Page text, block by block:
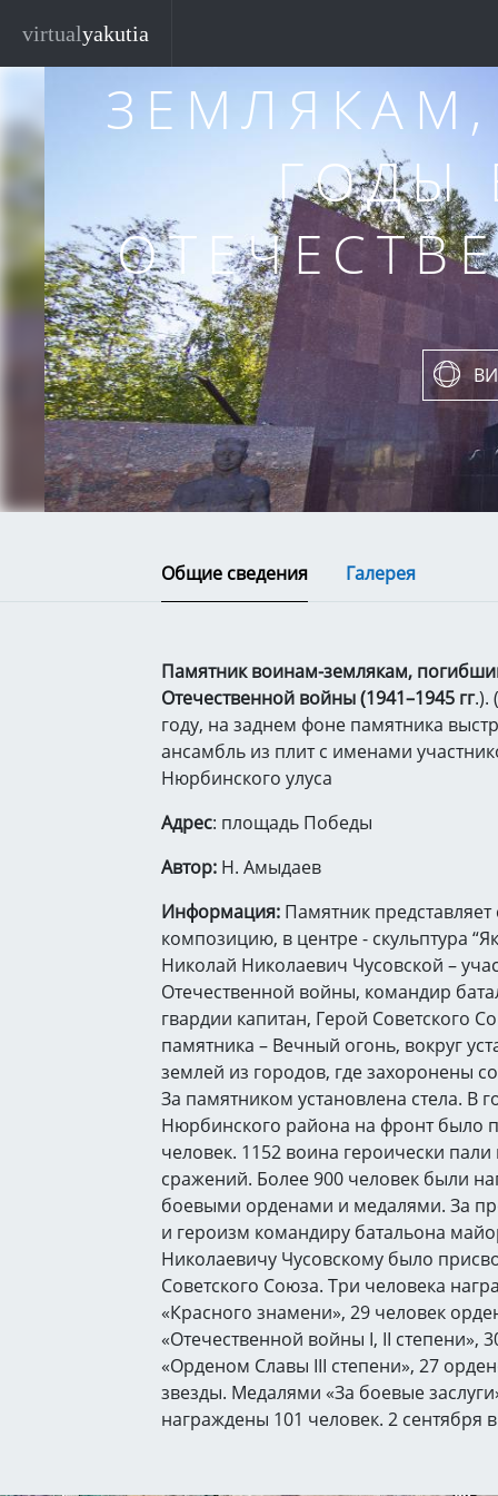
virtualyakutia
ГОДЫ
Общие сведения Галерея
Памятник воинам-землякам,
Отечественной войны (1941–1945 гг.).
году, на заднем фоне памятника
ансамбль из плит с именами
Нюрбинского улуса
Адрес: площадь Победы
Автор: Н. Амыдаев
Информация: Памятник
композицию, в центре - скульптура
Николай Николаевич Чусовской –
Отечественной войны, командир
гвардии капитан, Герой Советского
памятника – Вечный огонь, вокруг
землей из городов, где захоронены
За памятником установлена стела. В
Нюрбинского района на фронт было
человек. 1152 воина героически пали
сражений. Более 900 человек были
боевыми орденами и медалями. За
и героизм командиру батальона
Николаевичу Чусовскому было
Советского Союза. Три человека
«Красного знамени», 29 человек
«Отечественной войны I, II степени»,
«Орденом Славы III степени», 27
звезды. Медалями «За боевые
награждены 101 человек. 2 сентября